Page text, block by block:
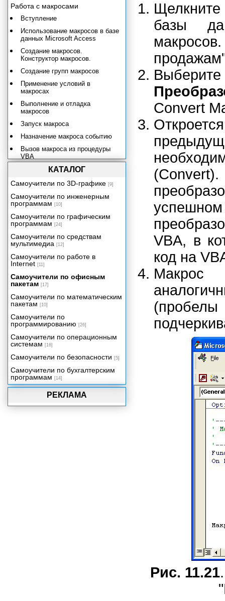
базы
Convert
VBA, в
код на
Рис. 11.21
РЕКЛАМА
Работа с макросами
Вступление
Использование макросов в базе
данных Microsoft Access
Создание макросов.
Конструктор макросов.
Создание групп макросов
Применение условий в
макросах
Выполнение и отладка
макросов
Запуск макроса
Назначение макроса событию
Вызов макроса из процедуры
VBA
Отладка макросов и поиск
Применение макросов
Преобразование макросов в
процедуры VBA
Публикация данных в
Программирование в Access
2002
Настройка пользовательского
интерфейса
Интеграция Access 2002 с
другими компонентами Office
2002
Особенности сетевых
приложений Access
Проекты Microsoft Access 2002
Репликация баз данных
Администрирование баз данных
Приложение 1. Глоссарий.
Приложение 2. Сетевое
приложение "Игра в
КАТАЛОГ
Самоучители по 3D-графике [9]
Самоучители по инженерным
программам [10]
Самоучители по графическим
программам [24]
Самоучители по средствам
мультимедиа [12]
Самоучители по работе в
Internet [11]
Самоучители по офисным
пакетам [17]
Самоучители по математическим
пакетам [10]
Самоучители по
программированию [26]
Самоучители по операционным
системам [16]
Самоучители по безопасности [5]
Самоучители по бухгалтерским
программам [14]